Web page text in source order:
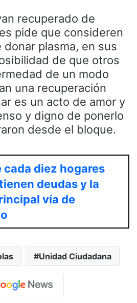
recuperado de
pide que consideren
plasma, en sus
de que otros
de un modo
una recuperación
es un acto de amor y
y digno de ponerlo
desde el bloque.
cada diez hogares
deudas y la
vía de
Unidad Ciudadana